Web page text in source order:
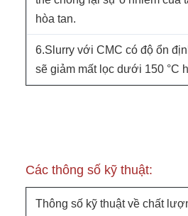
hòa tan.
6.Slurry với CMC có độ ổn
sẽ giảm mất lọc dưới 150 °C
Các thông số kỹ thuật:
Thông số kỹ thuật về chất